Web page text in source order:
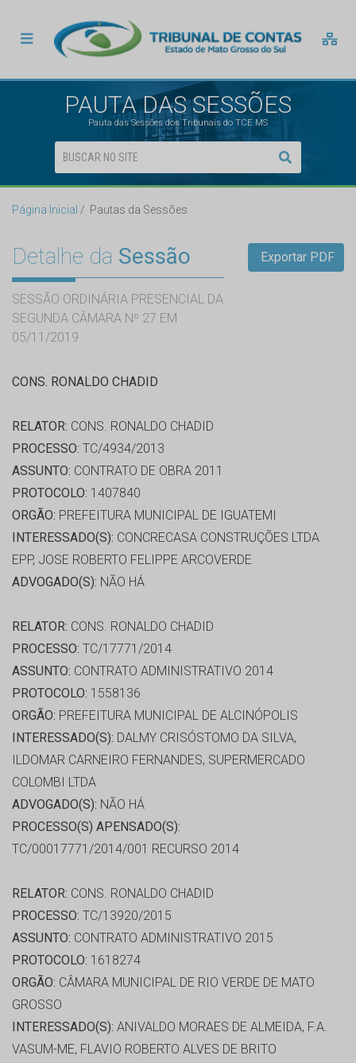
PAUTA DAS SESSÕES
Pauta das Sessões dos Tribunais do TCE MS
Página Inicial Pautas da Sessões
Detalhe da Sessão
SESSÃO ORDINÁRIA PRESENCIAL DA
SEGUNDA CÂMARA Nº 27 EM
05/11/2019
Exportar PDF
CONS. RONALDO CHADID
RELATOR: CONS. RONALDO CHADID
PROCESSO: TC/4934/2013
ASSUNTO: CONTRATO DE OBRA 2011
PROTOCOLO: 1407840
ORGÃO: PREFEITURA MUNICIPAL DE IGUATEMI
INTERESSADO(S): CONCRECASA CONSTRUÇÕES LTDA
EPP, JOSE ROBERTO FELIPPE ARCOVERDE
ADVOGADO(S): NÃO HÁ
RELATOR: CONS. RONALDO CHADID
PROCESSO: TC/17771/2014
ASSUNTO: CONTRATO ADMINISTRATIVO 2014
PROTOCOLO: 1558136
ORGÃO: PREFEITURA MUNICIPAL DE ALCINÓPOLIS
INTERESSADO(S): DALMY CRISÓSTOMO DA SILVA,
ILDOMAR CARNEIRO FERNANDES, SUPERMERCADO
COLOMBI LTDA
ADVOGADO(S): NÃO HÁ
PROCESSO(S) APENSADO(S):
TC/00017771/2014/001 RECURSO 2014
RELATOR: CONS. RONALDO CHADID
PROCESSO: TC/13920/2015
ASSUNTO: CONTRATO ADMINISTRATIVO 2015
PROTOCOLO: 1618274
ORGÃO: CÂMARA MUNICIPAL DE RIO VERDE DE MATO
GROSSO
INTERESSADO(S): ANIVALDO MORAES DE ALMEIDA, F.A.
VASUM-ME, FLAVIO ROBERTO ALVES DE BRITO